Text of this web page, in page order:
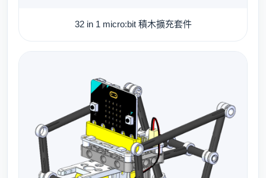
32 in 1 micro:bit 積木擴充套件